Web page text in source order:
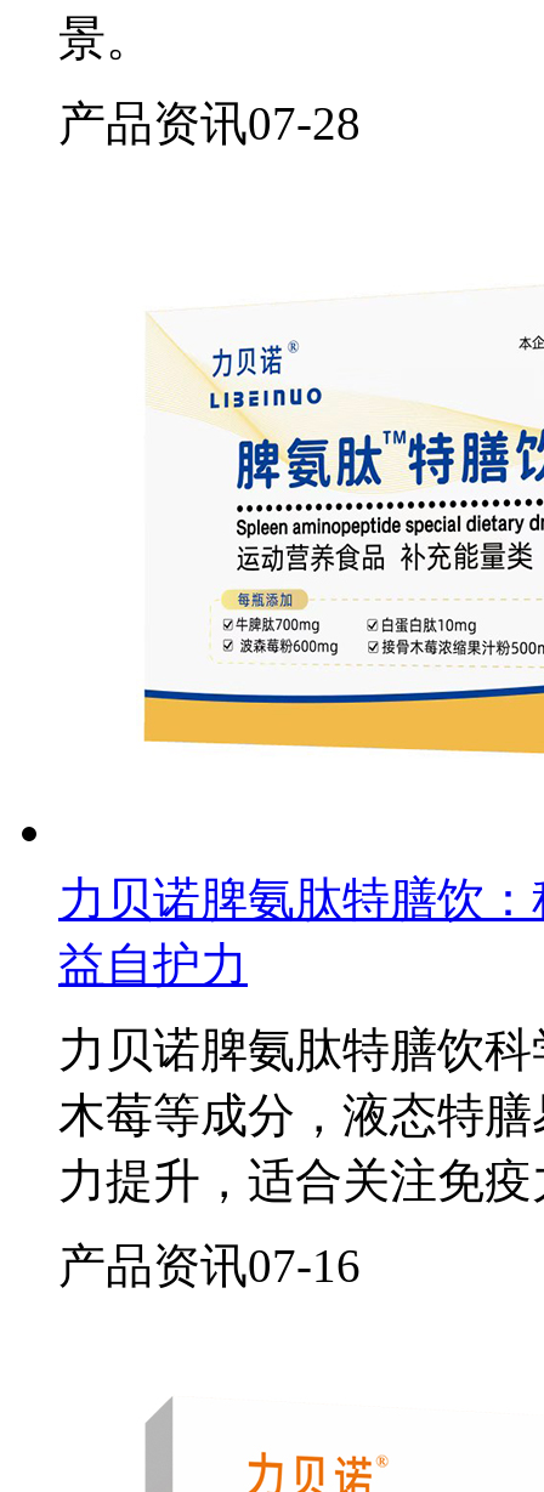
景。
产品资讯07-28
力贝诺脾氨肽特膳饮
益自护力
力贝诺脾氨肽特膳饮
木莓等成分，液态特
力提升，适合关注免
产品资讯07-16